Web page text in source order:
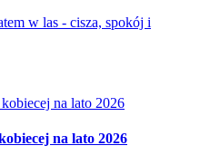
na lato 2026